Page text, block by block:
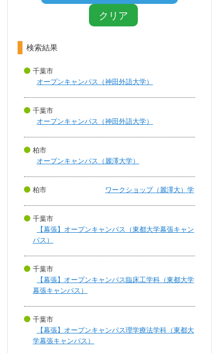
クリア
検索結果
千葉市
オープンキャンパス（神田外語大学）
千葉市
オープンキャンパス（神田外語大学）
柏市
オープンキャンパス（麗澤大学）
柏市 ワークショップ（麗澤大）学
千葉市
【幕張】オープンキャンパス（東都大学幕張キャン
パス）
千葉市
【幕張】オープンキャンパス臨床工学科（東都大学
幕張キャンパス）
千葉市
【幕張】オープンキャンパス理学療法学科（東都大
学幕張キャンパス）